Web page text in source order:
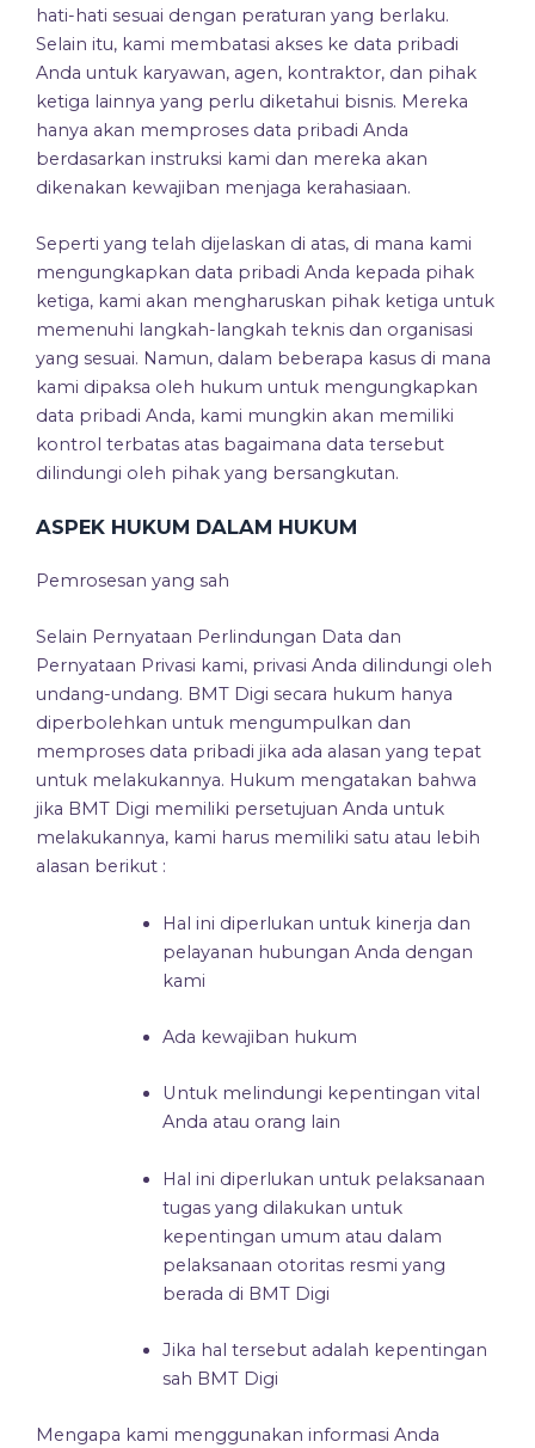
hati-hati sesuai dengan peraturan yang berlaku.
Selain itu, kami membatasi akses ke data pribadi
Anda untuk karyawan, agen, kontraktor, dan pihak
ketiga lainnya yang perlu diketahui bisnis. Mereka
hanya akan memproses data pribadi Anda
berdasarkan instruksi kami dan mereka akan
dikenakan kewajiban menjaga kerahasiaan.
Seperti yang telah dijelaskan di atas, di mana kami
mengungkapkan data pribadi Anda kepada pihak
ketiga, kami akan mengharuskan pihak ketiga untuk
memenuhi langkah-langkah teknis dan organisasi
yang sesuai. Namun, dalam beberapa kasus di mana
kami dipaksa oleh hukum untuk mengungkapkan
data pribadi Anda, kami mungkin akan memiliki
kontrol terbatas atas bagaimana data tersebut
dilindungi oleh pihak yang bersangkutan.
ASPEK HUKUM DALAM HUKUM
Pemrosesan yang sah
Selain Pernyataan Perlindungan Data dan
Pernyataan Privasi kami, privasi Anda dilindungi oleh
undang-undang. BMT Digi secara hukum hanya
diperbolehkan untuk mengumpulkan dan
memproses data pribadi jika ada alasan yang tepat
untuk melakukannya. Hukum mengatakan bahwa
jika BMT Digi memiliki persetujuan Anda untuk
melakukannya, kami harus memiliki satu atau lebih
alasan berikut :
Hal ini diperlukan untuk kinerja dan
pelayanan hubungan Anda dengan
kami
Ada kewajiban hukum
Untuk melindungi kepentingan vital
Anda atau orang lain
Hal ini diperlukan untuk pelaksanaan
tugas yang dilakukan untuk
kepentingan umum atau dalam
pelaksanaan otoritas resmi yang
berada di BMT Digi
Jika hal tersebut adalah kepentingan
sah BMT Digi
Mengapa kami menggunakan informasi Anda